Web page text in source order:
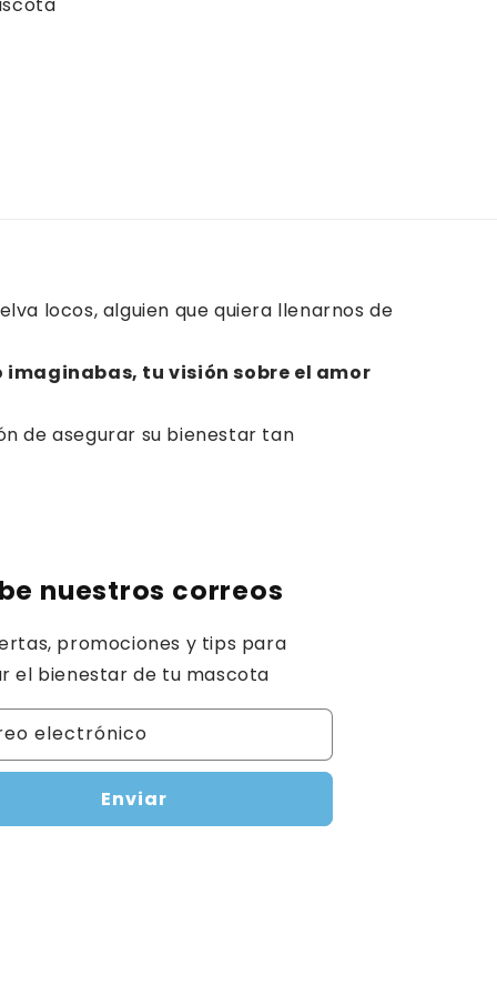
locos, alguien que quiera llenarnos de
imaginabas, tu visión sobre el amor
de asegurar su bienestar tan
nuestros correos
promociones y tips para
el bienestar de tu mascota
electrónico
Enviar